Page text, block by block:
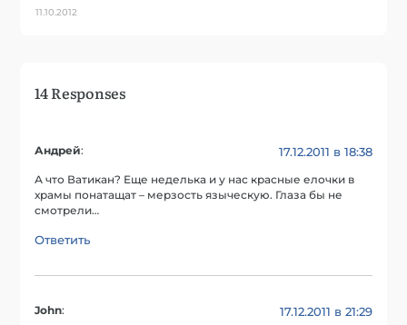
11.10.2012
14 Responses
Андрей: 17.12.2011 в 18:38
А что Ватикан? Еще неделька и у нас красные елочки в
храмы понатащат – мерзость языческую. Глаза бы не
смотрели…
Ответить
John: 17.12.2011 в 21:29